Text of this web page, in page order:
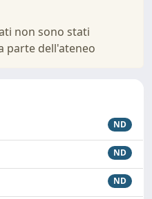
non sono stati
parte dell'ateneo
ND
ND
ND